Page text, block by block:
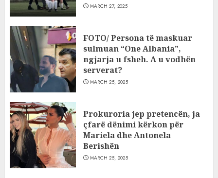
MARCH 27, 2025
FOTO/ Persona të maskuar
sulmuan “One Albania”,
ngjarja u fsheh. A u vodhën
serverat?
MARCH 25, 2025
Prokuroria jep pretencën, ja
çfarë dënimi kërkon për
Mariela dhe Antonela
Berishën
MARCH 25, 2025